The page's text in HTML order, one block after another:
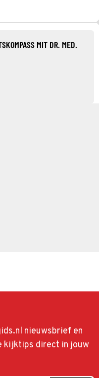
MIT DR. MED.
nieuwsbrief en
kijktips direct in jouw